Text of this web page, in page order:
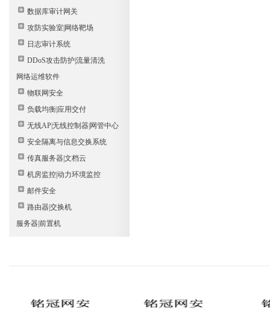
数据库审计网关
攻防实验室|网络靶场
日志审计系统
DDoS攻击防护|流量清洗
网络运维软件
物联网安全
负载均衡|应用交付
无线AP|无线控制器|网管中心
安全隔离与信息交换系统
传真服务器|文档云
机房监控|动力环境监控
邮件安全
路由器|交换机
服务器|前置机